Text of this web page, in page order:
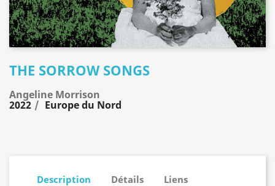
THE SORROW SONGS
Angeline Morrison
2022 Europe du Nord
Description Détails Liens